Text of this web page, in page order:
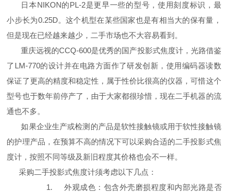
日本NIKON的PL-2是更早一些的型号，使用刻度标识，最
小步长为0.25D。这个机型在某些国家也是有相当大的保有量，
但是现在已经越来越少，二手市场也不大容易看到。
重庆远视的CCQ-600是优秀的国产投影式焦度计，光路借鉴
了 LM-770的设计并在电路方面作了研发创新，使用编码器读数
保证了更高的精度和稳定性，属于性价比很高的仪器，可惜这个
型号也于数年前停产了，由于大家都很珍惜，现在二手机器的流
通也不多。
如果企业生产或检测的产品是软性接触镜或用于软性接触镜
的护理产品，在预算不高的情况下可以采购合适的二手投影式焦
度计，按照不同等级及新旧程度其价格也会不一样。
采购二手投影式焦度计须考虑以下几点：
1.
外观成色：包含外壳磨损程度和内部光路是否